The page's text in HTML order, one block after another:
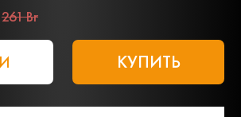
261 Br
КУПИТЬ